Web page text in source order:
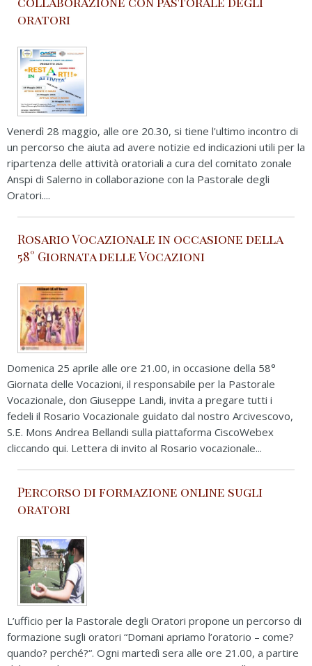
oratori
Venerdì 28 maggio, alle ore 20.30, si tiene l'ultimo incontro di
un percorso che aiuta ad avere notizie ed indicazioni utili per la
ripartenza delle attività oratoriali a cura del comitato zonale
Anspi di Salerno in collaborazione con la Pastorale degli
Oratori....
Rosario Vocazionale in occasione della
58° Giornata delle Vocazioni
Domenica 25 aprile alle ore 21.00, in occasione della 58°
Giornata delle Vocazioni, il responsabile per la Pastorale
Vocazionale, don Giuseppe Landi, invita a pregare tutti i
fedeli il Rosario Vocazionale guidato dal nostro Arcivescovo,
S.E. Mons Andrea Bellandi sulla piattaforma CiscoWebex
cliccando qui. Lettera di invito al Rosario vocazionale...
Percorso di formazione online sugli
oratori
L’ufficio per la Pastorale degli Oratori propone un percorso di
formazione sugli oratori “Domani apriamo l’oratorio – come?
quando? perché?“. Ogni martedì sera alle ore 21.00, a partire